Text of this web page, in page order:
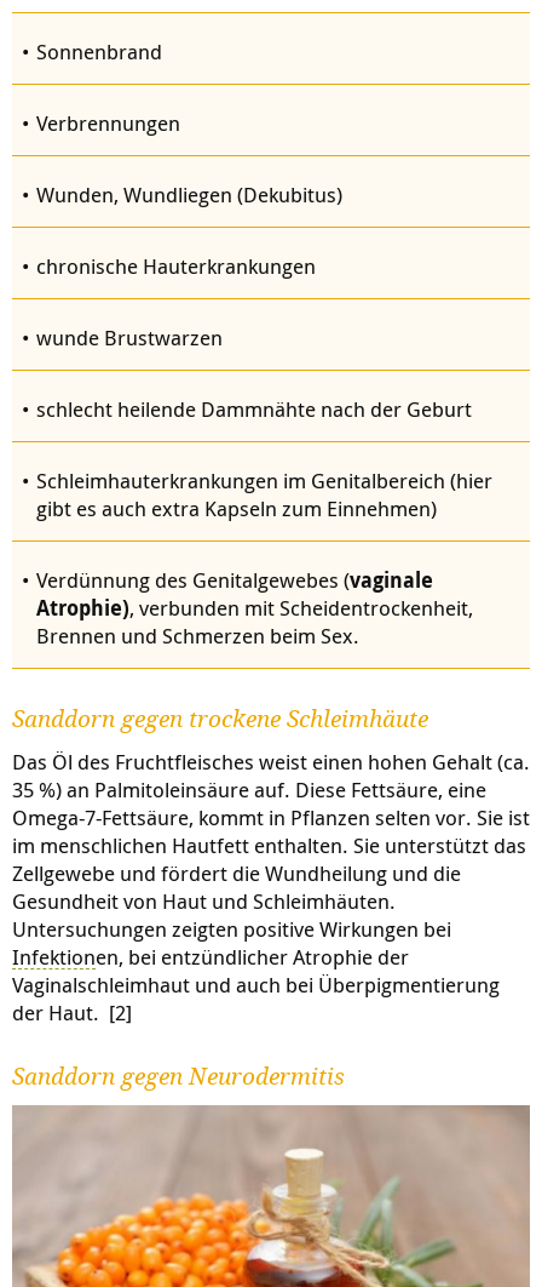
Sonnenbrand
Verbrennungen
Wunden, Wundliegen (Dekubitus)
chronische Hauterkrankungen
wunde Brustwarzen
schlecht heilende Dammnähte nach der Geburt
Schleimhauterkrankungen im Genitalbereich (hier
gibt es auch extra Kapseln zum Einnehmen)
Verdünnung des Genitalgewebes (vaginale
Atrophie), verbunden mit Scheidentrockenheit,
Brennen und Schmerzen beim Sex.
Sanddorn gegen trockene Schleimhäute
Das Öl des Fruchtfleisches weist einen hohen Gehalt (ca.
35 %) an Palmitoleinsäure auf. Diese Fettsäure, eine
Omega-7-Fettsäure, kommt in Pflanzen selten vor. Sie ist
im menschlichen Hautfett enthalten. Sie unterstützt das
Zellgewebe und fördert die Wundheilung und die
Gesundheit von Haut und Schleimhäuten.
Untersuchungen zeigten positive Wirkungen bei
Infektionen, bei entzündlicher Atrophie der
Vaginalschleimhaut und auch bei Überpigmentierung
der Haut. [2]
Sanddorn gegen Neurodermitis